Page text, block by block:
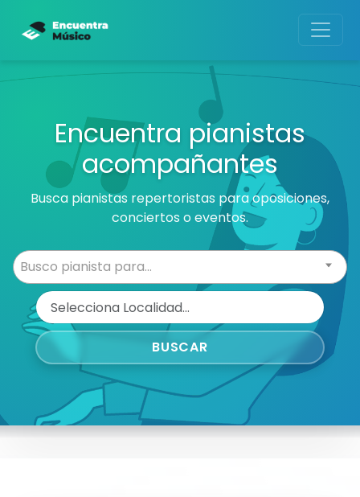
Encuentra pianistas
acompañantes
Busca pianistas repertoristas para oposiciones,
conciertos o eventos.
Busco pianista para...
Ubicación del pianista
BUSCAR